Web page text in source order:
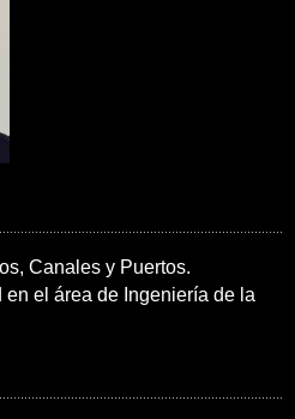
Canales y Puertos.
el área de Ingeniería de la